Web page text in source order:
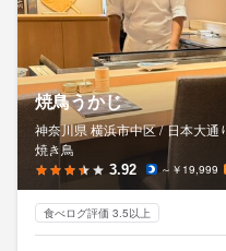
焼鳥うかじ
神奈川県 横浜市中区 / 日本大通
焼き鳥
3.92 ～￥19,999
食べログ評価 3.5以上